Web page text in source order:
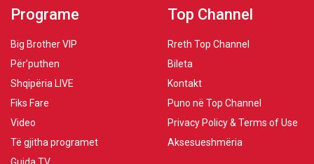
Programe
Big Brother VIP
Për’puthen
Shqipëria LIVE
Fiks Fare
Video
Të gjitha programet
Guida TV
Top Channel
Rreth Top Channel
Bileta
Kontakt
Puno në Top Channel
Privacy Policy & Terms of Use
Aksesueshmëria